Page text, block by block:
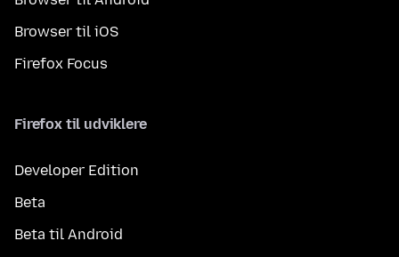
Browser til iOS
Firefox Focus
Firefox til udviklere
Developer Edition
Beta
Beta til Android